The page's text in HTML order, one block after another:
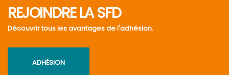
REJOINDRE LA SFD
Découvrir tous les avantages de l'adhésion.
ADHÉSION